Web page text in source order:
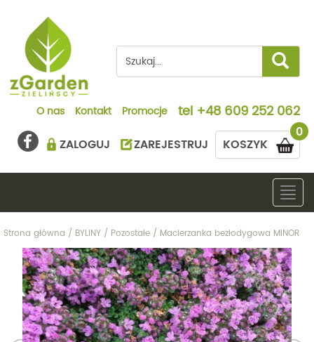
O nas Kontakt Promocje tel +48 609 252 062
0
KOSZYK
ZALOGUJ ZAREJESTRUJ
Strona główna / BYLINY / Pozostałe / Macierzanka bezłodygowa MINOR